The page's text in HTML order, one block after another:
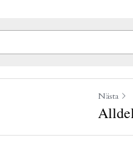
Nästa